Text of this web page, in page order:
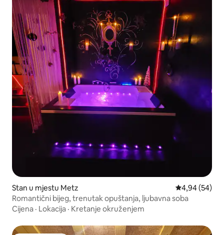
Stan u mjestu Metz Prosječna
4,94 (54)
Romantični bijeg, trenutak opuštanja, ljubavna soba
Cijena · Lokacija · Kretanje okruženjem